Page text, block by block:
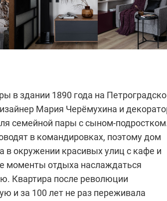
в здании 1890 года на
Мария Черёмухина и
семейной пары с сыном-
в командировках, поэтому дом
в окружении красивых улиц с кафе и
моменты отдыха наслаждаться
Квартира после революции
и за 100 лет не раз переживала